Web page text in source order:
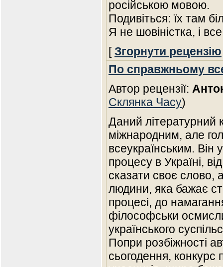
російською мовою.
Подивіться: їх там
Я не шовіністка, і
[Згорнути рецензію
По справжньому
Автор рецензії:
Склянка Часу)
Даний літературний
міжнародним, але
всеукраїнським. Він
процесу в Україні,
сказати своє слово, а
людини, яка бажає
процесі, до
філософськи
українського
Попри розбіжності
сьогодення, конкурс